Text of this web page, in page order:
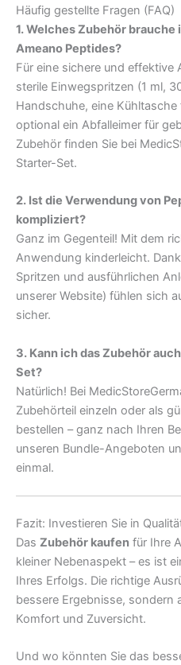
Häufig gestellte Fragen (FAQ)
1. Welches Zubehör
Ameano Peptides?
Für eine sichere und
sterile Einwegspritzen (1 ml,
Handschuhe, eine
optional ein Abfalleimer für
Zubehör finden Sie bei
Starter-Set.
2. Ist die Verwendung von
kompliziert?
Ganz im Gegenteil! Mit dem
Anwendung kinderleicht.
Spritzen und ausführlichen
unserer Website) fühlen sich
sicher.
3. Kann ich das Zubehör
Set?
Natürlich! Bei
Zubehörteil einzeln oder als
bestellen – ganz nach Ihren
unseren Bundle-Angeboten
einmal.
Fazit: Investieren Sie in
Das Zubehör kaufen für Ihre
kleiner Nebenaspekt – es ist
Ihres Erfolgs. Die richtige
bessere Ergebnisse, sondern
Komfort und Zuversicht.
Und wo könnten Sie das